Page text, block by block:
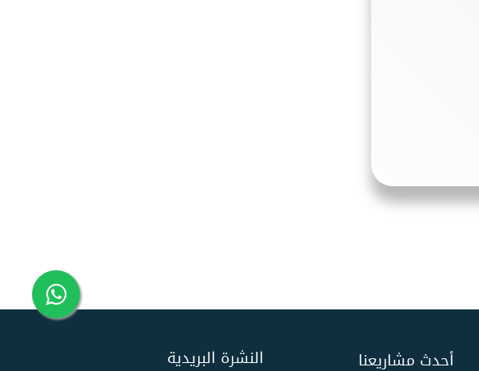
أحدث مشاريعنا النشرة البريدية